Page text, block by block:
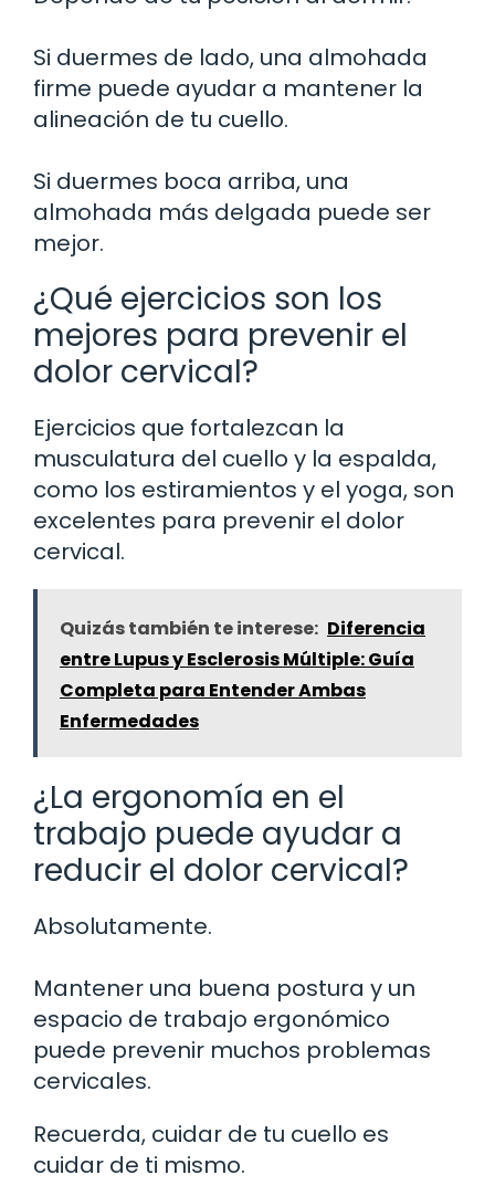
Si duermes de lado, una almohada
firme puede ayudar a mantener la
alineación de tu cuello.
Si duermes boca arriba, una
almohada más delgada puede ser
mejor.
¿Qué ejercicios son los
mejores para prevenir el
dolor cervical?
Ejercicios que fortalezcan la
musculatura del cuello y la espalda,
como los estiramientos y el yoga, son
excelentes para prevenir el dolor
cervical.
Quizás también te interese: Diferencia
entre Lupus y Esclerosis Múltiple: Guía
Completa para Entender Ambas
Enfermedades
¿La ergonomía en el
trabajo puede ayudar a
reducir el dolor cervical?
Absolutamente.
Mantener una buena postura y un
espacio de trabajo ergonómico
puede prevenir muchos problemas
cervicales.
Recuerda, cuidar de tu cuello es
cuidar de ti mismo.